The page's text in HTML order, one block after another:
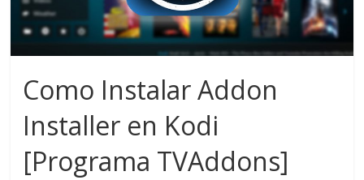
Como Instalar Addon
Installer en Kodi
[Programa TVAddons]